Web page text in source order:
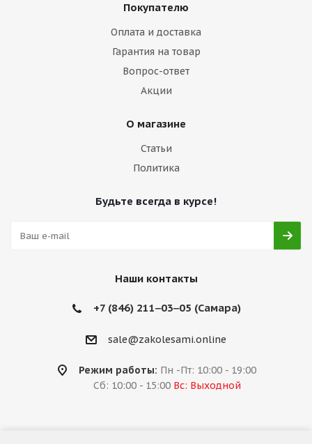
Покупателю
Оплата и доставка
Гарантия на товар
Вопрос-ответ
Акции
О магазине
Статьи
Политика
Будьте всегда в курсе!
Наши контакты
+7 (846) 211‒03‒05 (Самара)
sale@zakolesami.online
Режим работы: Пн -Пт: 10:00 - 19:00
Сб: 10:00 - 15:00 Вс: Выходной